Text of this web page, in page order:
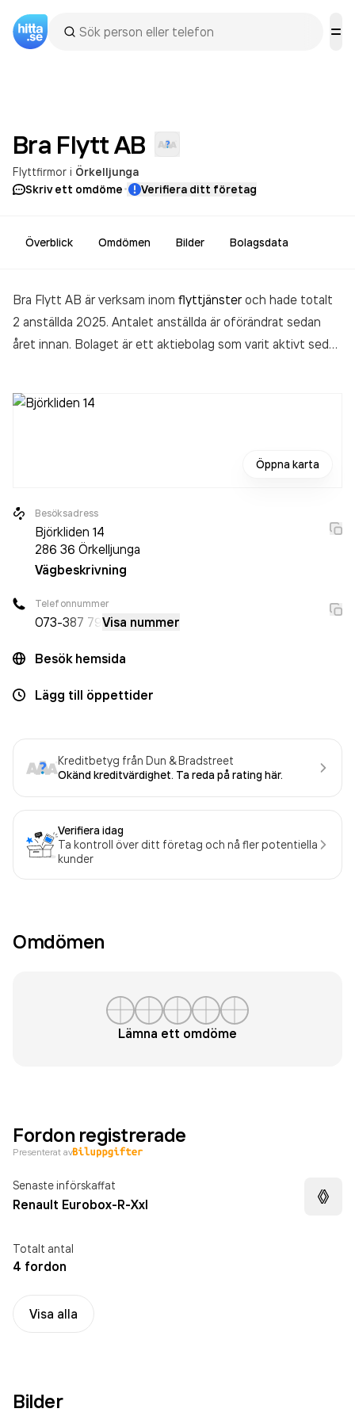
Bra FlyttAB
Flyttfirmor i Örkelljunga
Skriv ett omdöme· Verifiera ditt företag
Överblick Omdömen Bilder Bolagsdata
Bra Flytt AB är verksam inom flyttjänsteroch hade totalt
2 anställda 2025. Antalet anställda är oförändrat sedan
året innan. Bolaget är ett aktiebolag som varit aktivt sedan
Öppna karta
Besöksadress
Björkliden 14
286 36 Örkelljunga
Vägbeskrivning
Telefonnummer
073-387 79 Visa nummer
Besök hemsida
Lägg till öppettider
Kreditbetyg från Dun & Bradstreet
Okänd kreditvärdighet. Ta reda på rating här.
Verifiera idag
Ta kontroll över ditt företag och nå fler potentiella
kunder
Omdömen
Lämna ett omdöme
Fordon registrerade
Presenterat av
Senaste införskaffat
Renault Eurobox-R-Xxl
Totalt antal
4 fordon
Visa alla
Bilder